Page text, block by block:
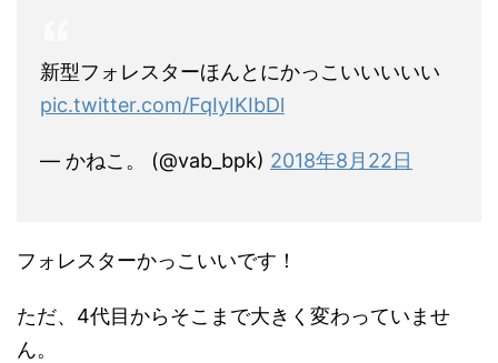
新型フォレスターほんとにかっこいいいいい
pic.twitter.com/FqIyIKIbDl
— かねこ。 (@vab_bpk) 2018年8月22日
フォレスターかっこいいです！
ただ、4代目からそこまで大きく変わっていませ
ん。